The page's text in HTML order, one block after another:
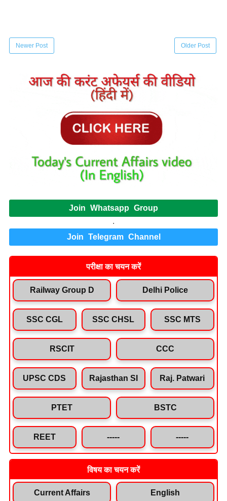
Newer Post Older Post
Join Whatsapp Group
.
Join Telegram Channel
परीक्षा का चयन करें
Railway Group D Delhi Police
SSC CGL SSC CHSL SSC MTS
RSCIT CCC
UPSC CDS Rajasthan SI Raj. Patwari
PTET BSTC
REET ----- -----
विषय का चयन करें
Current Affairs English